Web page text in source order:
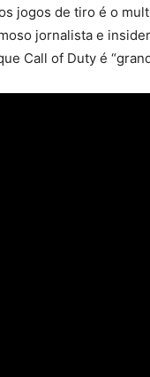
jogos de tiro é o
jornalista e insider
Call of Duty é